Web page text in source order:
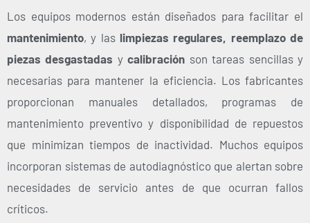
Los equipos modernos están diseñados para facilitar el
mantenimiento, y las limpiezas regulares, reemplazo de
piezas desgastadas ycalibración son tareas sencillas y
necesarias para mantener la eficiencia. Los fabricantes
proporcionan manuales detallados, programas de
mantenimiento preventivo y disponibilidad de repuestos
que minimizan tiempos de inactividad. Muchos equipos
incorporan sistemas de autodiagnóstico que alertan sobre
necesidades de servicio antes de que ocurran fallos
críticos.